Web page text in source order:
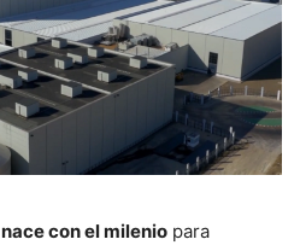
nace con el milenio para